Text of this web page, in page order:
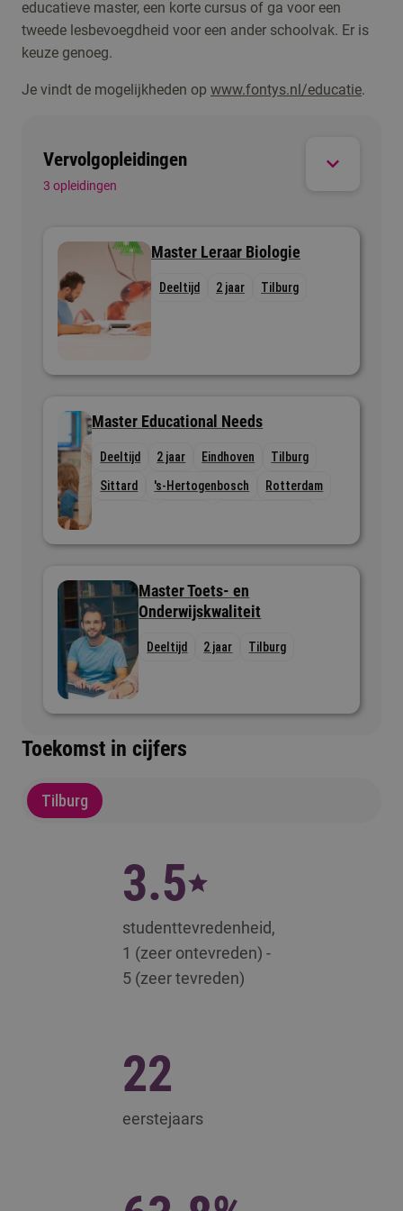
groep, precies wat je tijdens de opleiding hebt
geleerd.
educatieve master, een korte cursus of ga voor een
tweede lesbevoegdheid voor een ander schoolvak. Er is
keuze genoeg.
Je vindt de mogelijkheden op www.fontys.nl/educatie.
Vervolgopleidingen
3 opleidingen
Master Leraar Biologie
Deeltijd 2 jaar Tilburg
Master Educational Needs
Deeltijd 2 jaar Eindhoven
Tilburg
Sittard
's-Hertogenbosch
Rotterdam
Master Toets- en
Onderwijskwaliteit
Deeltijd 2 jaar Tilburg
Toekomst in cijfers
Tilburg
3.5
studenttevredenheid,
1 (zeer ontevreden) -
5 (zeer tevreden)
22
eerstejaars